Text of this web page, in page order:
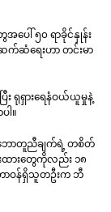
ါ် ၅၀ ရာခိုင်နှုန်း
က်ဆံရေးဟာ တင်းမာ
း ရုရှားရေနံဝယ်ယူမှုနဲ့
ါ။
ောတူညီချက်ရဲ့ တစိတ်
းထားတွေကိုလည်း ၁၈
တာဝန်ရှိသူတဦးက ဘီ